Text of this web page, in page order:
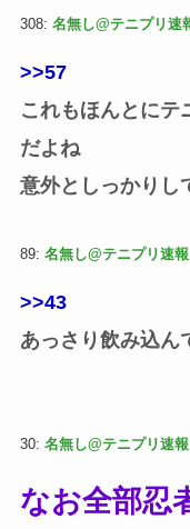
308: 名無し@テニプリ速
>>57
これもほんとにテ
だよね
意外としっかりし
89: 名無し@テニプリ速報
>>43
あっさり飲み込ん
30: 名無し@テニプリ速報
なお全部忍